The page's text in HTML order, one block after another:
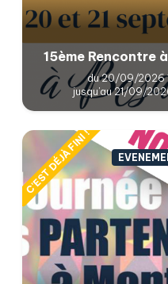
15ème Rencontre
du 20/09/2026
jusqu'au 21/09/
C'EST DÉJÀ FINI !